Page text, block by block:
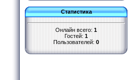
Статистика
Онлайн всего: 1
Гостей: 1
Пользователей: 0